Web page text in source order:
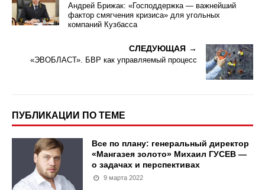
Андрей Брижак: «Господдержка — важнейший
фактор смягчения кризиса» для угольных
компаний Кузбасса
СЛЕДУЮЩАЯ
«ЭВОБЛАСТ». БВР как управляемый процесс
ПУБЛИКАЦИИ ПО ТЕМЕ
Все по плану: генеральный директор
«Мангазея золото» Михаил ГУСЕВ —
о задачах и перспективах
9 марта 2022